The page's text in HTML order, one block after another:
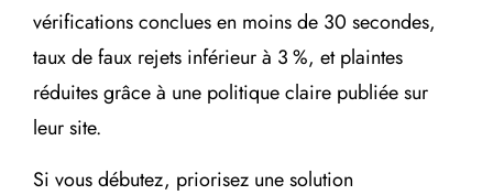
vérifications conclues en moins de 30 secondes,
taux de faux rejets inférieur à 3 %, et plaintes
réduites grâce à une politique claire publiée sur
leur site.
Si vous débutez, priorisez une solution